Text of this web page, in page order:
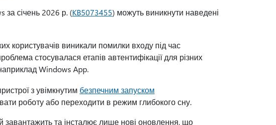
за січень 2026 р. (KB5073455) можуть виникнути наведені
користувачів виникали помилки входу під час
стосувалася етапів автентифікації для різних
Windows App.
з увімкнутим безпечним запуском
роботу або переходити в режим глибокого сну.
та інсталює лише нові оновлення, що